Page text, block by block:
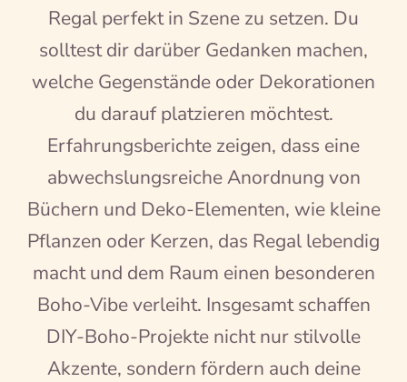
Regal perfekt in Szene zu setzen. Du
solltest dir darüber Gedanken machen,
welche Gegenstände oder Dekorationen
du darauf platzieren möchtest.
Erfahrungsberichte zeigen, dass eine
abwechslungsreiche Anordnung von
Büchern und Deko-Elementen, wie kleine
Pflanzen oder Kerzen, das Regal lebendig
macht und dem Raum einen besonderen
Boho-Vibe verleiht. Insgesamt schaffen
DIY-Boho-Projekte nicht nur stilvolle
Akzente, sondern fördern auch deine